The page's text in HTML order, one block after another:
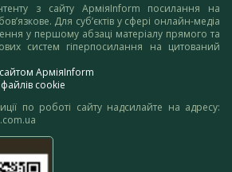
з сайту АрміяInform посилання на
Для суб’єктів у сфері онлайн-медіа
у першому абзаці матеріалу прямого та
систем гіперпосилання на цитований
АрміяInform
cookie
по роботі сайту надсилайте на адресу: